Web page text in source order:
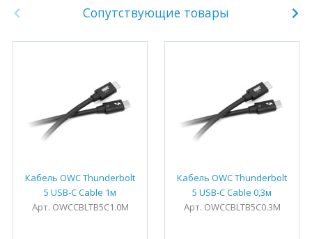
Сопутствующие товары
Кабель OWC Thunderbolt
5 USB-C Cable 1м
Арт. OWCCBLTB5C1.0M
Кабель OWC Thunderbolt
5 USB-C Cable 0,3м
Арт. OWCCBLTB5C0.3M